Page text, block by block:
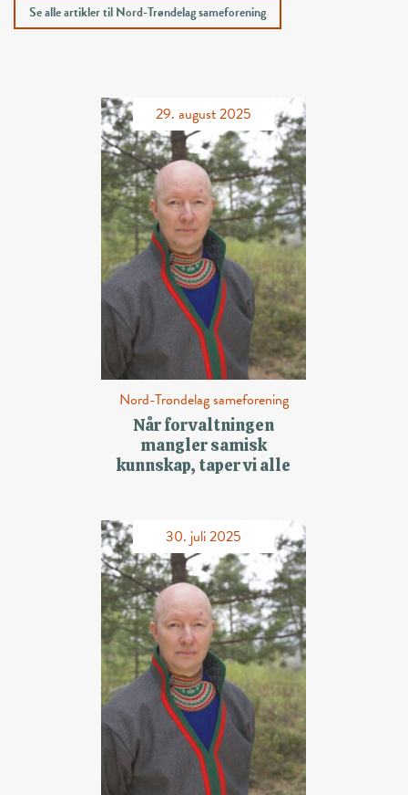
Se alle artikler til Nord-Trøndelag sameforening
29. august 2025
Nord-Trøndelag sameforening
Når forvaltningen
mangler samisk
kunnskap, taper vi alle
30. juli 2025